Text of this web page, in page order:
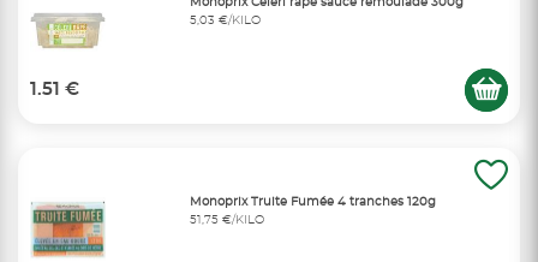
Monoprix Céleri râpé sauce rémoulade 300g
5,03 €/KILO
1.51 €
Monoprix Truite Fumée 4 tranches 120g
51,75 €/KILO